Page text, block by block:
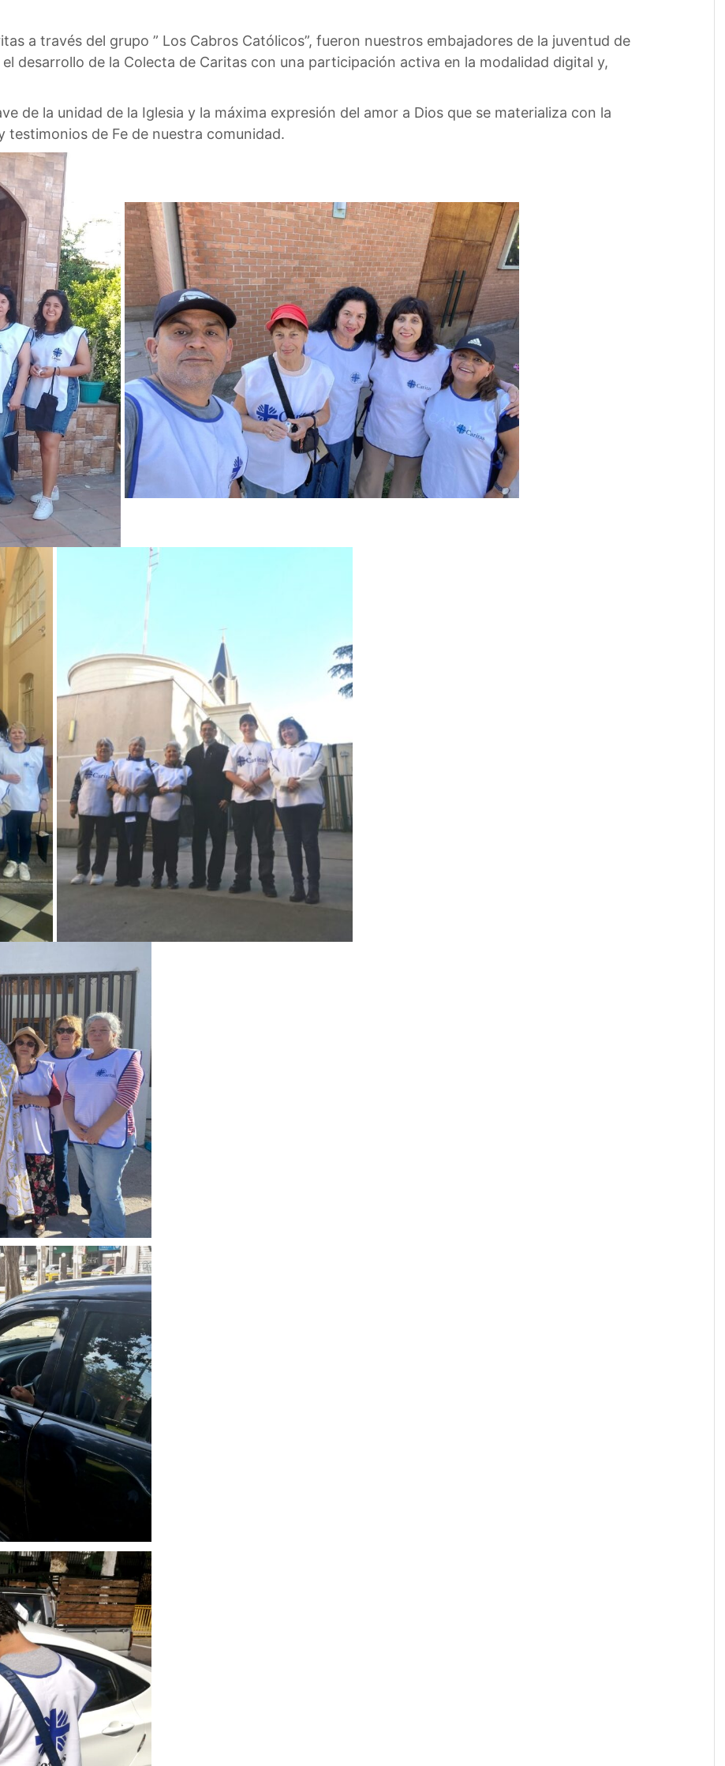
a través del grupo ” Los Cabros Católicos”, fueron nuestros embajadores de la juventud de
desarrollo de la Colecta de Caritas con una participación activa en la modalidad digital y,
de la unidad de la Iglesia y la máxima expresión del amor a Dios que se materializa con la
testimonios de Fe de nuestra comunidad.